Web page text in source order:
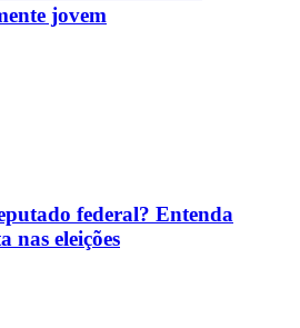
jovem
federal? Entenda
nas eleições